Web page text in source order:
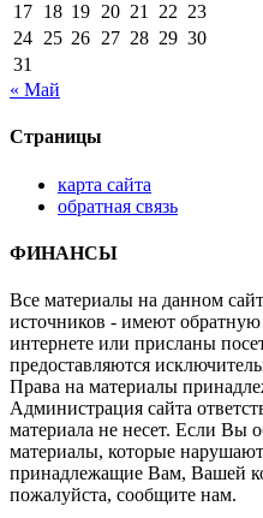
17 18 19 20 21 22 23
24 25 26 27 28 29 30
31
« Май
Страницы
карта сайта
обратная связь
ФИНАНСЫ
Все материалы на данном
источников - имеют
интернете или присланы
предоставляются
Права на материалы
Администрация сайта
материала не несет. Если Вы
материалы, которые
принадлежащие Вам, Вашей
пожалуйста, сообщите нам.